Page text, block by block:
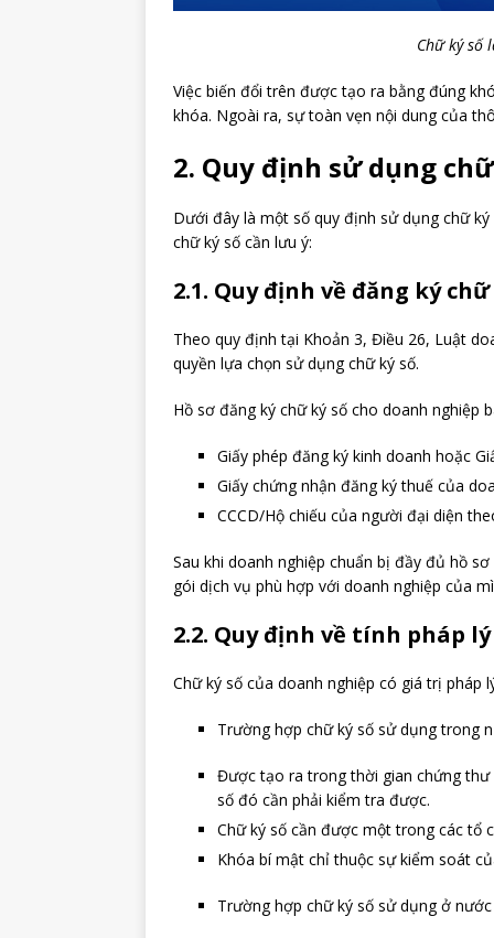
Chữ ký số
Việc biến đổi trên được tạo ra bằng đúng
khóa. Ngoài ra, sự toàn vẹn nội dung của
2. Quy định sử dụng
Dưới đây là một số quy định sử dụng chữ
chữ ký số cần lưu ý:
2.1. Quy định về đăng ký
Theo quy định tại Khoản 3, Điều 26, Luật
quyền lựa chọn sử dụng chữ ký số.
Hồ sơ đăng ký chữ ký số cho doanh nghiệp
Giấy phép đăng ký kinh doanh hoặc
Giấy chứng nhận đăng ký thuế của
CCCD/Hộ chiếu của người đại diện
Sau khi doanh nghiệp chuẩn bị đầy đủ hồ
gói dịch vụ phù hợp với doanh nghiệp của
2.2. Quy định về tính pháp
Chữ ký số của doanh nghiệp có giá trị pháp
Trường hợp chữ ký số sử dụng trong
Được tạo ra trong thời gian chứng thư
số đó cần phải kiểm tra được.
Chữ ký số cần được một trong các tổ
Khóa bí mật chỉ thuộc sự kiểm soát
Trường hợp chữ ký số sử dụng ở